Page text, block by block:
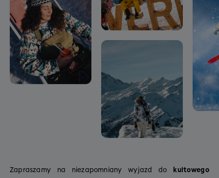
Zapraszamy na niezapomniany wyjazd do
kultowego